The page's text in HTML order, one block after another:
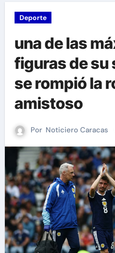
Deporte
una de las
figuras de su
se rompió la
amistoso
Por Noticiero Caracas